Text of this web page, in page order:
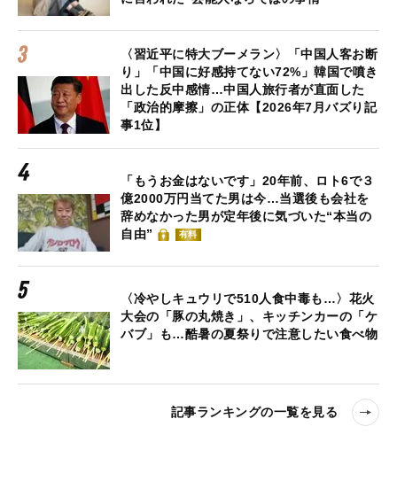
〈習近平に特大ブーメラン〉「中国人客お断
り」「中国に好感持てない72%」韓国で噴き
出した反中感情…中国人旅行者が直面した
「政治的摩擦」の正体【2026年7月バズり記
事1位】
「もうお金はないです」20年前、ロト6で３
億2000万円当てた男は今…当選後も会社を
辞めなかった男が定年後に気づいた“本当の
自由”
有料
〈冷やしキュウリで510人食中毒も…〉花火
大会の「豚の丸焼き」、キッチンカーの「ケ
バブ」も…酷暑の夏祭りで注意したい食べ物
記事ランキングの一覧を見る